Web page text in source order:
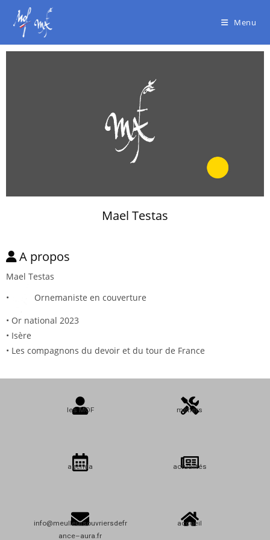
Menu
Mael Testas
A propos
Mael Testas
•
Ornemaniste en couverture
• Or national 2023
• Isère
• Les compagnons du devoir et du tour de France
les MOF métiers
agenda actualités
info@meulleursouvriersdefr
ance–aura.fr
accueil